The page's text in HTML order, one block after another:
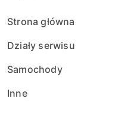
Strona główna
Działy serwisu
Samochody
Inne